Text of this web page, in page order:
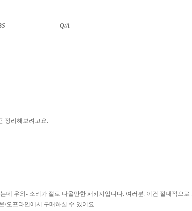
Q/A
정리해보려고요.
우와- 소리가 절로 나올만한 패키지입니다. 여러분, 이건 절대적으로
/오프라인에서 구매하실 수 있어요.